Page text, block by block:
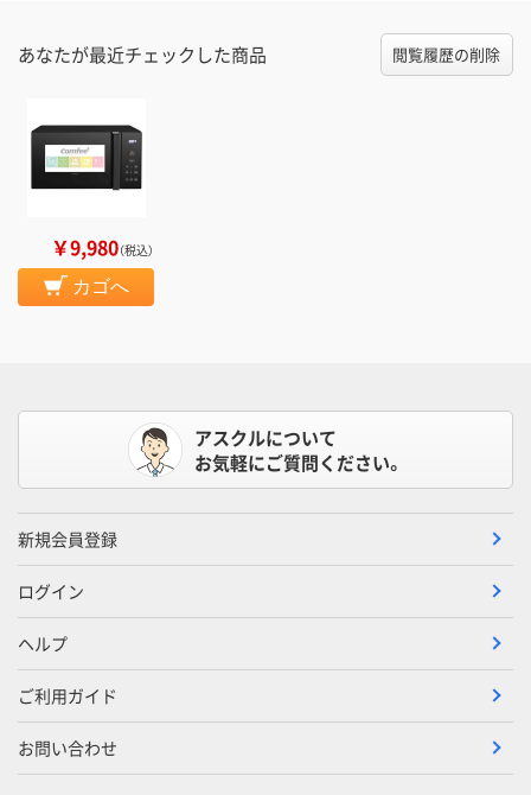
あなたが最近チェックした商品 閲覧履歴の削除
￥9,980（税込）
カゴへ
アスクルについて
お気軽にご質問ください。
新規会員登録
ログイン
ヘルプ
ご利用ガイド
お問い合わせ